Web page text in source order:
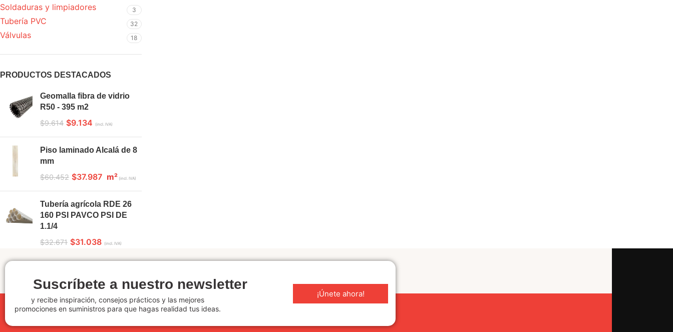
Soldaduras y limpiadores 3
Tubería PVC 32
Válvulas 18
PRODUCTOS DESTACADOS
Geomalla fibra de vidrio
R50 - 395 m2
$9.614 $9.134 (incl. IVA)
Piso laminado Alcalá de 8
mm
$60.452 $37.987 m² (incl. IVA)
Tubería agrícola RDE 26
160 PSI PAVCO PSI DE
1.1/4
$32.671 $31.038 (incl. IVA)
Suscríbete a nuestro newsletter
y recibe inspiración, consejos prácticos y las mejores
promociones en suministros para que hagas realidad tus ideas.
¡Únete ahora!